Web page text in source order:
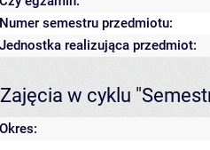
Numer semestru przedmiotu:
Jednostka realizująca przedmiot:
Zajęcia w cyklu
Okres: